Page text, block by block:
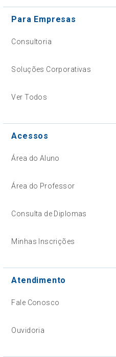
Para Empresas
Consultoria
Soluções Corporativas
Ver Todos
Acessos
Área do Aluno
Área do Professor
Consulta de Diplomas
Minhas Inscrições
Atendimento
Fale Conosco
Ouvidoria